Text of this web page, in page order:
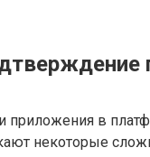
приложения в
некоторые